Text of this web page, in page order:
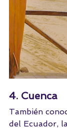
4. Cuenca
También
del Ecuador,